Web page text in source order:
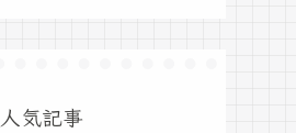
人気記事